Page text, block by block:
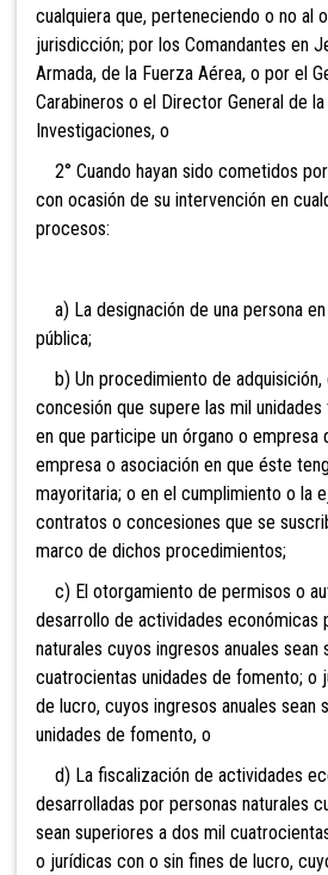
cualquiera que, perteneciendo o no al
jurisdicción; por los Comandantes en
Armada, de la Fuerza Aérea, o por el
Carabineros o el Director General de
Investigaciones, o
2° Cuando hayan sido cometidos
con ocasión de su intervención en
procesos:
a) La designación de una persona
pública;
b) Un procedimiento de adquisición,
concesión que supere las mil
en que participe un órgano o empresa
empresa o asociación en que éste
mayoritaria; o en el cumplimiento o la
contratos o concesiones que se
marco de dichos procedimientos;
c) El otorgamiento de permisos o
desarrollo de actividades económicas
naturales cuyos ingresos anuales sean
cuatrocientas unidades de fomento; o
de lucro, cuyos ingresos anuales sean
unidades de fomento, o
d) La fiscalización de actividades
desarrolladas por personas naturales
sean superiores a dos mil
o jurídicas con o sin fines de lucro,